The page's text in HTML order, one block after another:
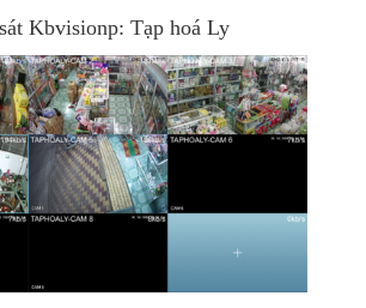
Kbvisionp: Tạp hoá Ly